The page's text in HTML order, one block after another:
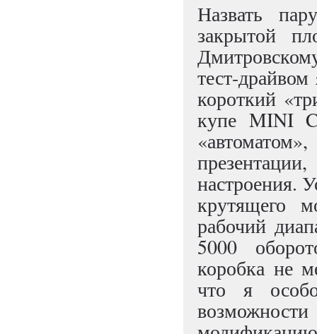
Назвать
закрытой
тест-
короткий
купе MINI
настроения.
крутящего
рабочий
5000
коробка не
что я